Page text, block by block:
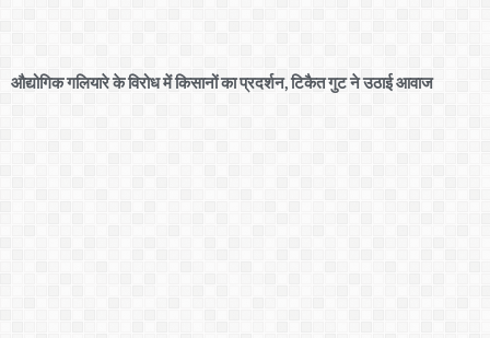
औद्योगिक गलियारे के विरोध में किसानों का प्रदर्शन, टिकैत गुट ने उठाई आवाज